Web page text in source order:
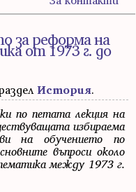
за реформа на
от 1973 г. до
История.
по петата лекция на
избираема
на обучението по
въпроси около
между 1973 г.